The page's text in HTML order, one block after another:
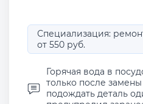
Специализация:
от 550 руб.
Горячая вода в
только после
подождать деталь